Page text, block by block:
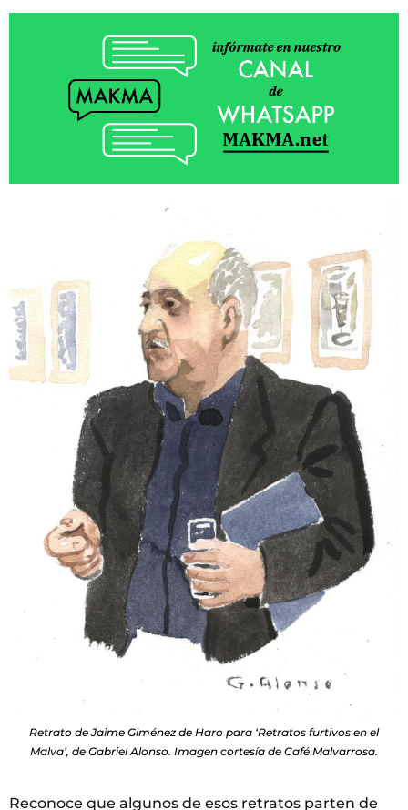
Retrato de Jaime Giménez de Haro para ‘Retratos furtivos en el
Malva’, de Gabriel Alonso. Imagen cortesía de Café Malvarrosa.
Reconoce que algunos de esos retratos parten de